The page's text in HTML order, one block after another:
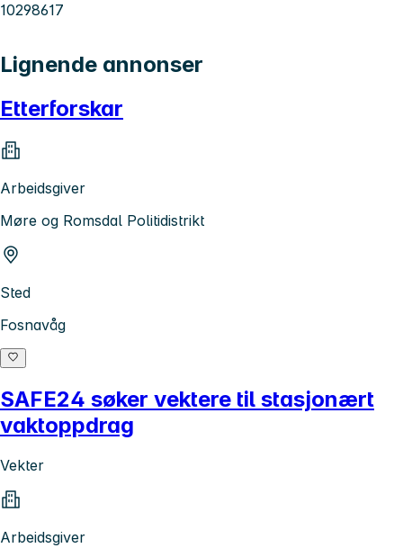
10298617
Lignende annonser
Etterforskar
Arbeidsgiver
Møre og Romsdal Politidistrikt
Sted
Fosnavåg
SAFE24 søker vektere til stasjonært
vaktoppdrag
Vekter
Arbeidsgiver